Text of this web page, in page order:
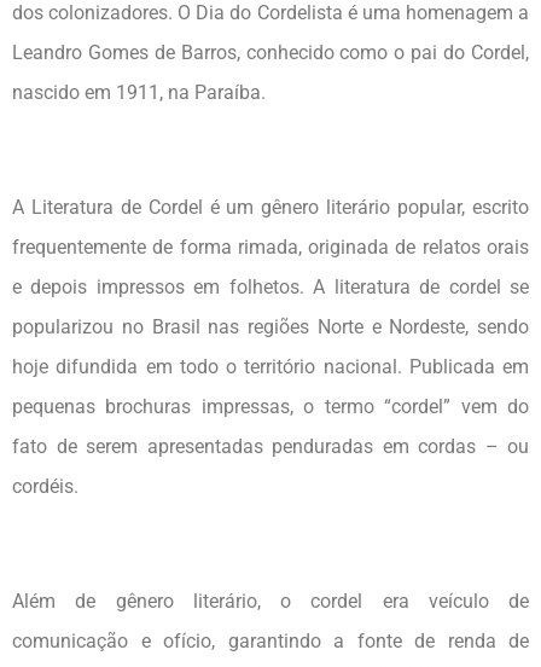
dos colonizadores. O Dia do Cordelista é uma homenagem a
Leandro Gomes de Barros, conhecido como o pai do Cordel,
nascido em 1911, na Paraíba.
A Literatura de Cordel é um gênero literário popular, escrito
frequentemente de forma rimada, originada de relatos orais
e depois impressos em folhetos. A literatura de cordel se
popularizou no Brasil nas regiões Norte e Nordeste, sendo
hoje difundida em todo o território nacional. Publicada em
pequenas brochuras impressas, o termo “cordel” vem do
fato de serem apresentadas penduradas em cordas – ou
cordéis.
Além de gênero literário, o cordel era veículo de
comunicação e ofício, garantindo a fonte de renda de